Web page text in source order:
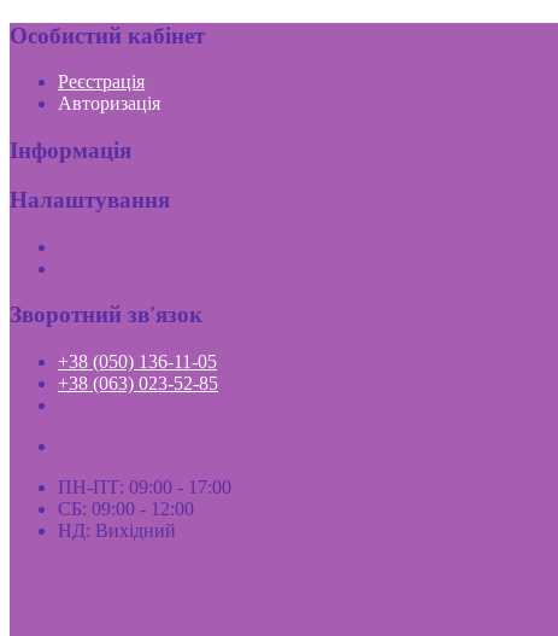
Особистий кабінет
Реєстрація
Авторизація
Інформація
Налаштування
Зворотний зв'язок
+38 (050) 136-11-05
+38 (063) 023-52-85
ПН-ПТ: 09:00 - 17:00
СБ: 09:00 - 12:00
НД: Вихідний